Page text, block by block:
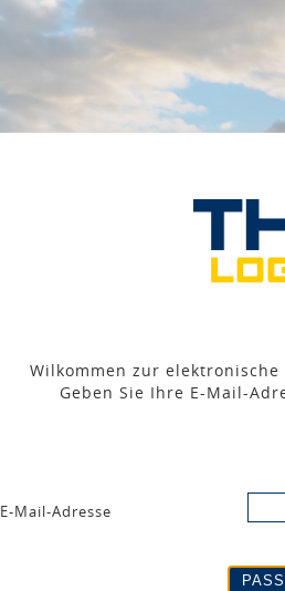
Wilkommen zur
Geben Sie Ihre E-Mail-
E-Mail-Adresse